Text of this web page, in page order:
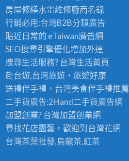
房屋修繕水電維修廠商名錄
行銷必用:台灣B2B分類廣告
貼近日常的 eTaiwan廣告網
SEO搜尋引擎優化增加外連
搜尋生活服務? 台灣生活黃頁
赴台遊,台灣旅遊，旅遊好康
送禮伴手禮，台灣美食伴手禮推薦
二手貨廣告:2Hand二手貨廣告網
加盟創業? 台灣加盟創業網
尋找花店園藝，歡迎到台灣花網
台灣茶葉批發,烏龍茶,紅茶